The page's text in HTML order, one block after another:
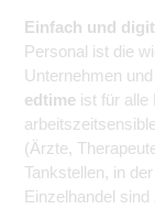
Einfach und
Personal ist die
Unternehmen
edtime ist für alle
(Ärzte,
Tankstellen, in
Einzelhandel